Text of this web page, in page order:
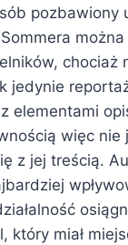
pozbawiony
chociaż
jedynie
elementami
więc
z jej treścią.
który miał